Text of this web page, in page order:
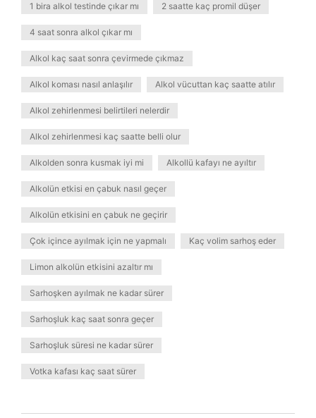
1 bira alkol testinde çıkar mı 2 saatte kaç promil düşer
4 saat sonra alkol çıkar mı
Alkol kaç saat sonra çevirmede çıkmaz
Alkol koması nasıl anlaşılır Alkol vücuttan kaç saatte atılır
Alkol zehirlenmesi belirtileri nelerdir
Alkol zehirlenmesi kaç saatte belli olur
Alkolden sonra kusmak iyi mi Alkollü kafayı ne ayıltır
Alkolün etkisi en çabuk nasıl geçer
Alkolün etkisini en çabuk ne geçirir
Çok içince ayılmak için ne yapmalı Kaç volim sarhoş eder
Limon alkolün etkisini azaltır mı
Sarhoşken ayılmak ne kadar sürer
Sarhoşluk kaç saat sonra geçer
Sarhoşluk süresi ne kadar sürer
Votka kafası kaç saat sürer